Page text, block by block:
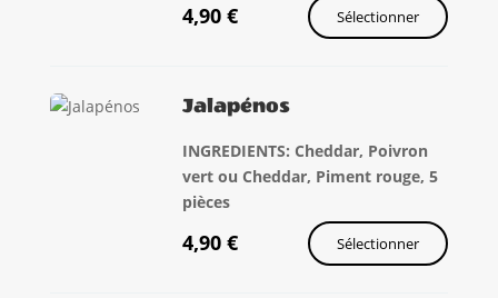
4,90 € Sélectionner
Jalapénos
INGREDIENTS: Cheddar, Poivron
vert ou Cheddar, Piment rouge, 5
pièces
4,90 € Sélectionner